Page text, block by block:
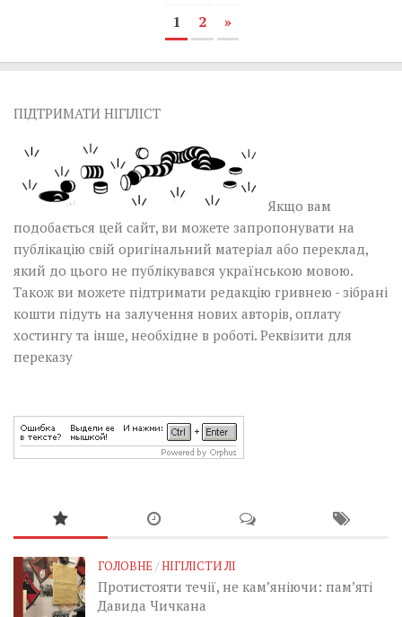
1 2 »
ПІДТРИМАТИ НІГІЛІСТ
Якщо вам
подобається цей сайт, ви можете запропонувати на
публікацію свій оригінальний матеріал або переклад,
який до цього не публікувався українською мовою.
Також ви можете підтримати редакцію гривнею - зібрані
кошти підуть на залучення нових авторів, оплату
хостингу та інше, необхідне в роботі. Реквізити для
переказу
ГОЛОВНЕ/НІГІЛІСТИ ЛІ
Протистояти течії, не кам’яніючи: пам’яті
Давида Чичкана